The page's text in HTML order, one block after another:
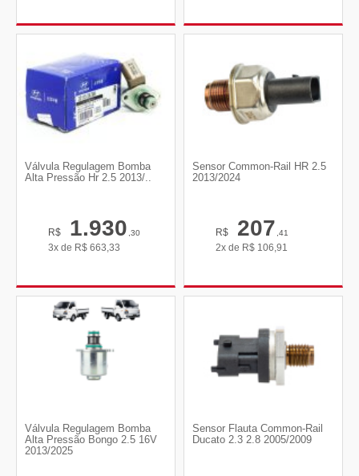
Válvula Regulagem Bomba
Alta Pressão Hr 2.5 2013/..
R$ 1.930,30
3x de R$ 663,33
Sensor Common-Rail HR 2.5
2013/2024
R$ 207,41
2x de R$ 106,91
Válvula Regulagem Bomba
Alta Pressão Bongo 2.5 16V
2013/2025
Sensor Flauta Common-Rail
Ducato 2.3 2.8 2005/2009